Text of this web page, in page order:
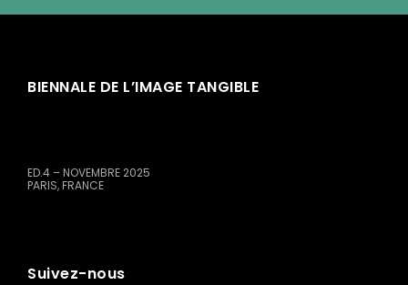
BIENNALE DE L’IMAGE TANGIBLE
ED.4 – NOVEMBRE 2025
PARIS, FRANCE
Suivez-nous